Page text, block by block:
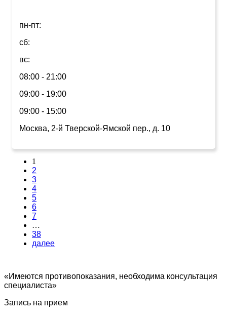
пн-пт:
сб:
вс:
08:00 - 21:00
09:00 - 19:00
09:00 - 15:00
Москва, 2-й Тверской-Ямской пер., д. 10
1
2
3
4
5
6
7
…
38
далее
«Имеются противопоказания, необходима консультация
специалиста»
Запись на прием